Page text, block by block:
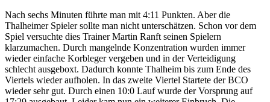
Nach sechs Minuten führte man mit 4:11 Punkten. Aber die
Thalheimer Spieler sollte man nicht unterschätzen. Schon vor dem
Spiel versuchte dies Trainer Martin Ranft seinen Spielern
klarzumachen. Durch mangelnde Konzentration wurden immer
wieder einfache Korbleger vergeben und in der Verteidigung
schlecht ausgeboxt. Dadurch konnte Thalheim bis zum Ende des
Viertels wieder aufholen. In das zweite Viertel Startete der BCO
wieder sehr gut. Durch einen 10:0 Lauf wurde der Vorsprung auf